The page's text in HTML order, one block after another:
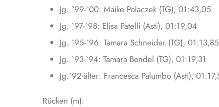
Jg. `99-`00: Maike Polaczek (TG), 01:43,05
Jg. `97-`98: Elisa Patelli (Asti), 01:19,04
Jg. `95-`96: Tamara Schneider (TG), 01:13,85
Jg. `93-`94: Tamara Bendel (TG), 01:19,31
Jg.´92-älter: Francesca Palumbo (Asti),
Rücken (m):